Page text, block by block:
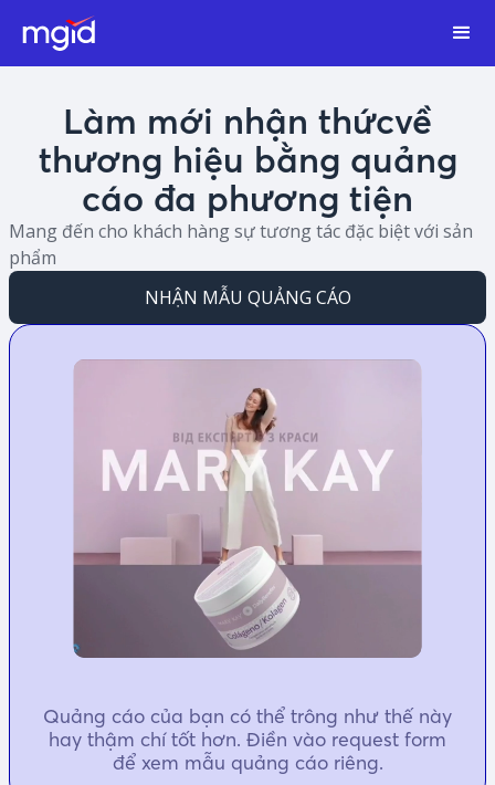
Làm mới nhận thứcvề
thương hiệu bằng quảng
cáo đa phương tiện
Mang đến cho khách hàng sự tương tác đặc biệt với sản
phẩm
NHẬN MẪU QUẢNG CÁO
Quảng cáo của bạn có thể trông như thế này
hay thậm chí tốt hơn. Điền vào request form
để xem mẫu quảng cáo riêng.